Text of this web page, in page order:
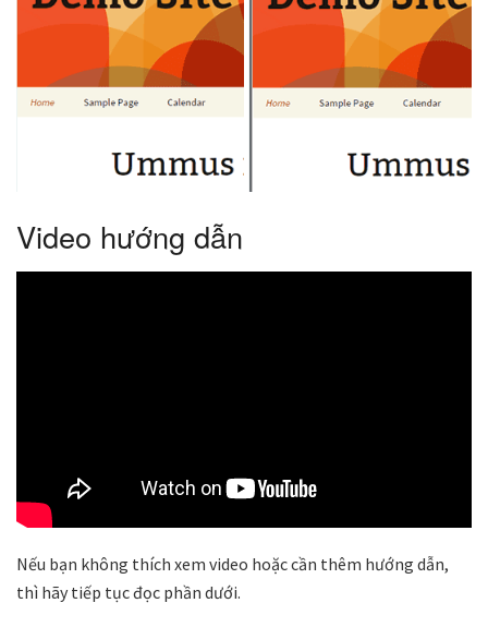
Video hướng dẫn
Nếu bạn không thích xem video hoặc cần thêm hướng dẫn,
thì hãy tiếp tục đọc phần dưới.